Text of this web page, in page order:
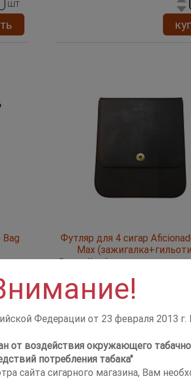
шт
шт
Футляр для 4 сигар
Max
СтранаКитай
турбо пламя
Тип зажигалки
Карманная
Кол-во форсунок пламени
Федерации от 23 февраля 2013
от воздействия окружающего
потребления табака"
сайта сигарного магазина, Вам